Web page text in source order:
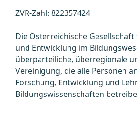
ZVR-Zahl: 822357424
Die Österreichische
und Entwicklung im
überparteiliche, überregionale
Vereinigung, die alle Personen
Forschung, Entwicklung und
Bildungswissenschaften